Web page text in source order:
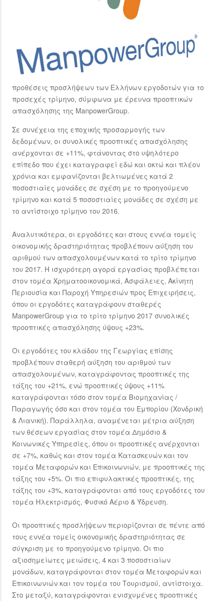
προθέσεις προσλήψεων των Ελλήνων εργοδοτών για το
προσεχές τρίμηνο, σύμφωνα με έρευνα προοπτικών
απασχόλησης της ManpowerGroup.
Σε συνέχεια της εποχικής προσαρμογής των
δεδομένων, οι συνολικές προοπτικές απασχόλησης
ανέρχονται σε +11%, φτάνοντας στο υψηλότερο
επίπεδο που έχει καταγραφεί εδώ και οκτώ και πλέον
χρόνια και εμφανίζονται βελτιωμένες κατά 2
ποσοστιαίες μονάδες σε σχέση με το προηγούμενο
τρίμηνο και κατά 5 ποσοστιαίες μονάδες σε σχέση με
το αντίστοιχο τρίμηνο του 2016.
Αναλυτικότερα, οι εργοδότες και στους εννέα τομείς
οικονομικής δραστηριότητας προβλέπουν αύξηση του
αριθμού των απασχολουμένων κατά το τρίτο τρίμηνο
του 2017. Η ισχυρότερη αγορά εργασίας προβλέπεται
στον τομέα Χρηματοοικονομικά, Ασφάλειες, Ακίνητη
Περιουσία και Παροχή Υπηρεσιών προς Επιχειρήσεις,
όπου οι εργοδότες καταγράφουν σταθερές
ManpowerGroup για το τρίτο τρίμηνο 2017 συνολικές
προοπτικές απασχόλησης ύψους +23%.
Οι εργοδότες του κλάδου της Γεωργίας επίσης
προβλέπουν σταθερή αύξηση του αριθμού των
απασχολουμένων, καταγράφοντας προοπτικές της
τάξης του +21%, ενώ προοπτικές ύψους +11%
καταγράφονται τόσο στον τομέα Βιομηχανίας /
Παραγωγής όσο και στον τομέα του Εμπορίου (Χονδρική
& Λιανική). Παράλληλα, αναμένεται μέτρια αύξηση
των θέσεων εργασίας στον τομέα Δημόσιο &
Κοινωνικές Υπηρεσίες, όπου οι προοπτικές ανέρχονται
σε +7%, καθώς και στον τομέα Κατασκευών και τον
τομέα Μεταφορών και Επικοινωνιών, με προοπτικές της
τάξης του +5%. Οι πιο επιφυλακτικές προοπτικές, της
τάξης του +3%, καταγράφονται από τους εργοδότες του
τομέα Ηλεκτρισμός, Φυσικό Αέριο & Ύδρευση.
Οι προοπτικές προσλήψεων περιορίζονται σε πέντε από
τους εννέα τομείς οικονομικής δραστηριότητας σε
σύγκριση με το προηγούμενο τρίμηνο. Οι πιο
αξιοσημείωτες μειώσεις, 4 και 3 ποσοστιαίων
μονάδων, καταγράφονται στον τομέα Μεταφορών και
Επικοινωνιών και τον τομέα του Τουρισμού, αντίστοιχα.
Στο μεταξύ, καταγράφονται ενισχυμένες προοπτικές